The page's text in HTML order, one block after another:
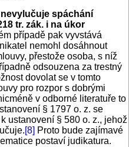
spáchání
tr. zák. i na úkor
případě pak vyvstává
nemohl dosáhnout
přestože osoba, s níž
odsouzena za trestný
dovolat se v tomto
pro rozpor s dobrými
v odborné literatuře to
§ 1797 o. z. se
ustanovení § 580 o. z., jehož
[8] Proto bude zajímavé
postaví judikatura.